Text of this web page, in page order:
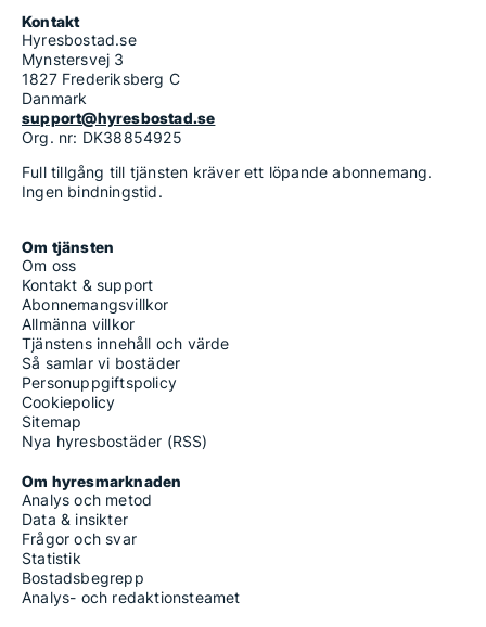
Kontakt
Hyresbostad.se
Mynstersvej 3
1827 Frederiksberg C
Danmark
support@hyresbostad.se
Org. nr: DK38854925
Full tillgång till tjänsten kräver ett löpande abonnemang.
Ingen bindningstid.
Om tjänsten
Om oss
Kontakt & support
Abonnemangsvillkor
Allmänna villkor
Tjänstens innehåll och värde
Så samlar vi bostäder
Personuppgiftspolicy
Cookiepolicy
Sitemap
Nya hyresbostäder (RSS)
Om hyresmarknaden
Analys och metod
Data & insikter
Frågor och svar
Statistik
Bostadsbegrepp
Analys- och redaktionsteamet